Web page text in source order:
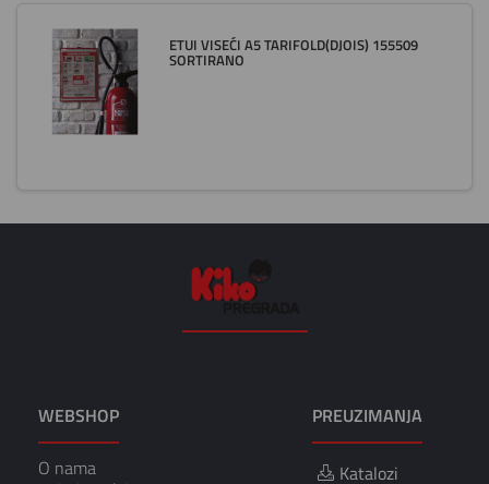
ETUI VISEĆI A5 TARIFOLD(DJOIS) 155509
SORTIRANO
WEBSHOP
O nama
PREUZIMANJA
Katalozi